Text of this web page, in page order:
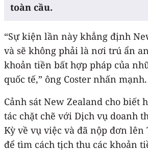
toàn cầu.
“Sự kiện lần này khẳng định
và sẽ không phải là nơi trú ẩn
khoản tiền bất hợp pháp của
quốc tế,” ông Coster nhấn mạnh.
Cảnh sát New Zealand cho biết
tác chặt chẽ với Dịch vụ doanh
Kỳ về vụ việc và đã nộp đơn lên
để tìm cách tịch thu các khoản